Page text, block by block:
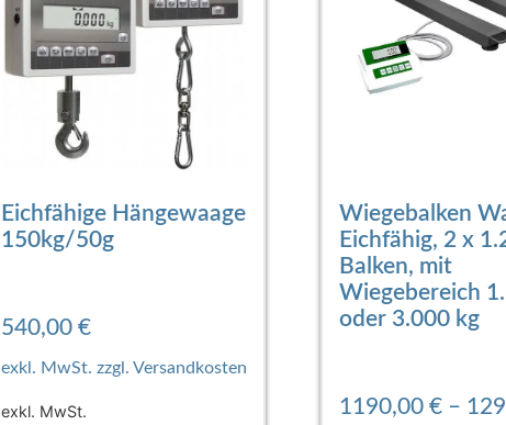
Eichfähige Hängewaage
150kg/50g
540,00 €
exkl. MwSt.
Wiegebalken
Eichfähig, 2 x
Balken, mit
Wiegebereich
oder 3.000 kg
1190,00 € –